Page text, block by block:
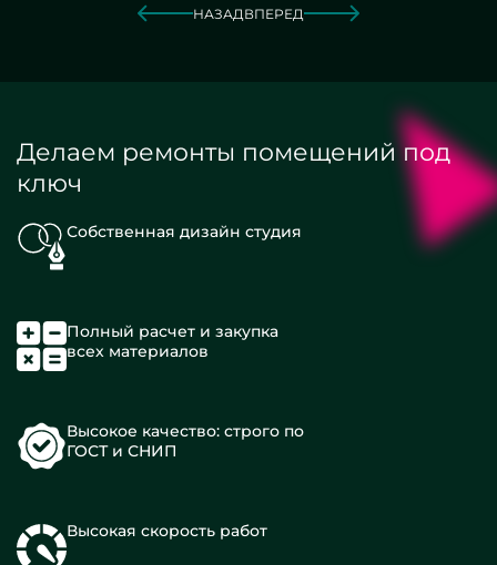
НАЗАД ВПЕРЕД
Делаем ремонты помещений под
ключ
Собственная дизайн студия
Полный расчет и закупка
всех материалов
Высокое качество: строго по
ГОСТ и СНИП
Высокая скорость работ